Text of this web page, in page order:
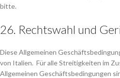
bitte.
26. Rechtswahl und
Diese Allgemeinen
von Italien. Für alle Streitigkeiten im
Allgemeinen Geschäftsbedingungen